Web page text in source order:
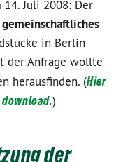
Juli 2008: Der
gemeinschaftliches
in Berlin
der Anfrage wollte
herausfinden. (Hier
download.)
der